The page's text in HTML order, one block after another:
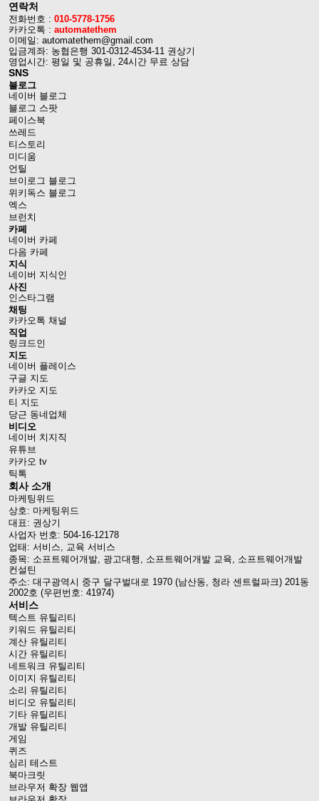
연락처
전화번호 : 010-5778-1756
카카오톡 : automatethem
이메일: automatethem@gmail.com
입금계좌: 농협은행 301-0312-4534-11 권상기
영업시간: 평일 및 공휴일, 24시간 무료 상담
SNS
블로그
네이버 블로그
블로그 스팟
페이스북
쓰레드
티스토리
미디움
언틸
브이로그 블로그
위키독스 블로그
엑스
브런치
카페
네이버 카페
다음 카페
지식
네이버 지식인
사진
인스타그램
채팅
카카오톡 채널
직업
링크드인
지도
네이버 플레이스
구글 지도
카카오 지도
티 지도
당근 동네업체
비디오
네이버 치지직
유튜브
카카오 tv
틱톡
회사 소개
마케팅위드
상호: 마케팅위드
대표: 권상기
사업자 번호: 504-16-12178
업태: 서비스, 교육 서비스
종목: 소프트웨어개발, 광고대행, 소프트웨어개발 교육, 소프트웨어개발
컨설틴
주소: 대구광역시 중구 달구벌대로 1970 (남산동, 청라 센트럴파크) 201동
2002호 (우편번호: 41974)
서비스
텍스트 유틸리티
키워드 유틸리티
계산 유틸리티
시간 유틸리티
네트워크 유틸리티
이미지 유틸리티
소리 유틸리티
비디오 유틸리티
기타 유틸리티
개발 유틸리티
게임
퀴즈
심리 테스트
북마크릿
브라우저 확장 웹앱